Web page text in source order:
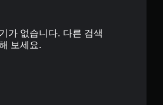
가 없습니다. 다른 검색
보세요.